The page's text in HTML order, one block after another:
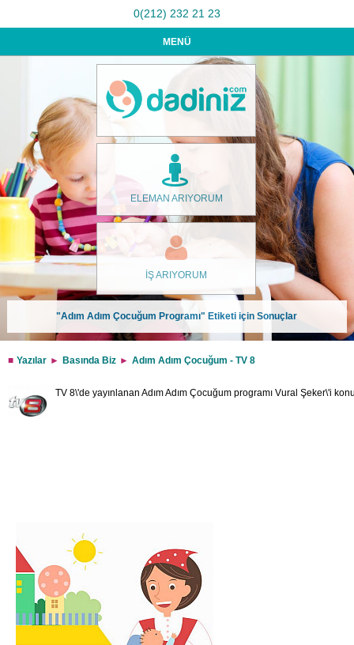
0(212) 232 21 23
MENÜ
ELEMAN ARIYORUM
İŞ ARIYORUM
"Adım Adım Çocuğum Programı" Etiketi için Sonuçlar
Yazılar Basında Biz Adım Adım Çocuğum - TV 8
TV 8\'de yayınlanan Adım Adım Çocuğum programı Vural Şeker\'i